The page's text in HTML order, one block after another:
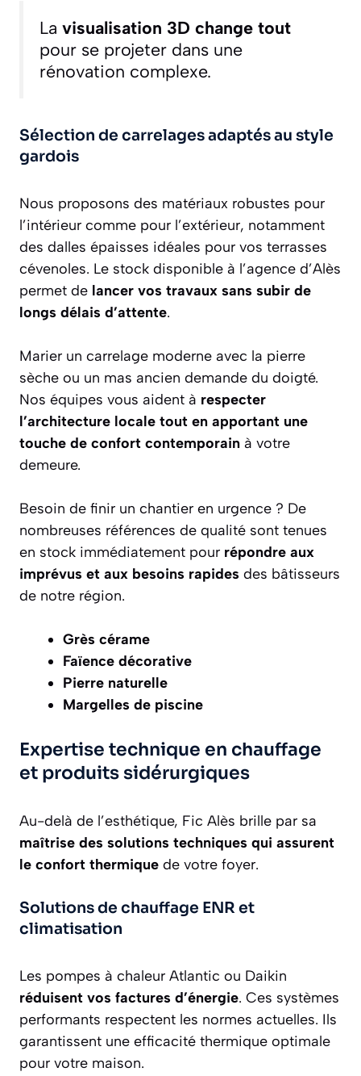
La visualisation 3D change tout
pour se projeter dans une
rénovation complexe.
Sélection de carrelages adaptés au style
gardois
Nous proposons des matériaux robustes pour
l’intérieur comme pour l’extérieur, notamment
des dalles épaisses idéales pour vos terrasses
cévenoles. Le stock disponible à l’agence d’Alès
permet de lancer vos travaux sans subir de
longs délais d’attente.
Marier un carrelage moderne avec la pierre
sèche ou un mas ancien demande du doigté.
Nos équipes vous aident à respecter
l’architecture locale tout en apportant une
touche de confort contemporain à votre
demeure.
Besoin de finir un chantier en urgence ? De
nombreuses références de qualité sont tenues
en stock immédiatement pour répondre aux
imprévus et aux besoins rapides des bâtisseurs
de notre région.
Grès cérame
Faïence décorative
Pierre naturelle
Margelles de piscine
Expertise technique en chauffage
et produits sidérurgiques
Au-delà de l’esthétique, Fic Alès brille par sa
maîtrise des solutions techniques qui assurent
le confort thermique de votre foyer.
Solutions de chauffage ENR et
climatisation
Les pompes à chaleur Atlantic ou Daikin
réduisent vos factures d’énergie. Ces systèmes
performants respectent les normes actuelles. Ils
garantissent une efficacité thermique optimale
pour votre maison.